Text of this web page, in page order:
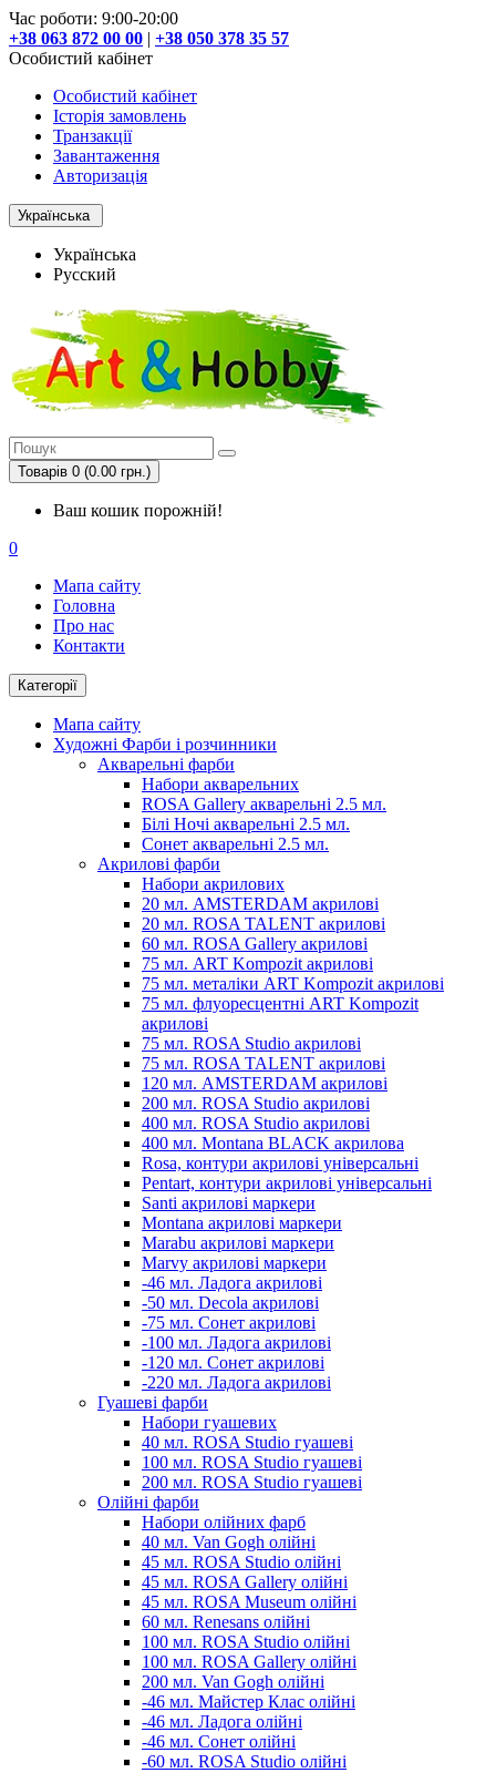
Час роботи: 9:00-20:00
+38 063 872 00 00 | +38 050 378 35 57
Особистий кабінет
Особистий кабінет
Історія замовлень
Транзакції
Завантаження
Авторизація
Українська
Українська
Русский
Товарів 0 (0.00 грн.)
Ваш кошик порожній!
0
Мапа сайту
Головна
Про нас
Контакти
Категорії
Мапа сайту
Художні Фарби і розчинники
Акварельні фарби
Набори акварельних
ROSA Gallery акварельні 2.5 мл.
Білі Ночі акварельні 2.5 мл.
Сонет акварельні 2.5 мл.
Акрилові фарби
Набори акрилових
20 мл. AMSTERDAM акрилові
20 мл. ROSA TALENT акрилові
60 мл. ROSA Gallery акрилові
75 мл. ART Kompozit акрилові
75 мл. металіки ART Kompozit акрилові
75 мл. флуоресцентні ART Kompozit
акрилові
75 мл. ROSA Studio акрилові
75 мл. ROSA TALENT акрилові
120 мл. AMSTERDAM акрилові
200 мл. ROSA Studio акрилові
400 мл. ROSA Studio акрилові
400 мл. Montana BLACK акрилова
Rosa, контури акрилові універсальні
Pentart, контури акрилові універсальні
Santi акрилові маркери
Montana акрилові маркери
Marabu акрилові маркери
Marvy акрилові маркери
-46 мл. Ладога акрилові
-50 мл. Decola акрилові
-75 мл. Сонет акрилові
-100 мл. Ладога акрилові
-120 мл. Сонет акрилові
-220 мл. Ладога акрилові
Гуашеві фарби
Набори гуашевих
40 мл. ROSA Studio гуашеві
100 мл. ROSA Studio гуашеві
200 мл. ROSA Studio гуашеві
Олійні фарби
Набори олійних фарб
40 мл. Van Gogh олійні
45 мл. ROSA Studio олійні
45 мл. ROSA Gallery олійні
45 мл. ROSA Museum олійні
60 мл. Renesans олійні
100 мл. ROSA Studio олійні
100 мл. ROSA Gallery олійні
200 мл. Van Gogh олійні
-46 мл. Майстер Клас олійні
-46 мл. Ладога олійні
-46 мл. Сонет олійні
-60 мл. ROSA Studio олійні